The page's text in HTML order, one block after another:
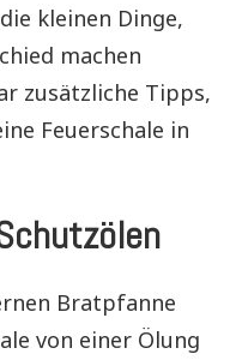
kleinen Dinge,
machen
zusätzliche Tipps,
Feuerschale in
Bratpfanne
von einer Ölung